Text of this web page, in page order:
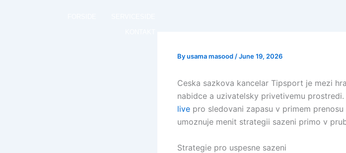
Byusama masood /June 19, 2026
Ceska sazkova kancelar Tipsport je mezi
nabidce a uzivatelsky privetivemu
live pro sledovani zapasu v primem
umoznuje menit strategii sazeni primo v
Strategie pro uspesne sazeni